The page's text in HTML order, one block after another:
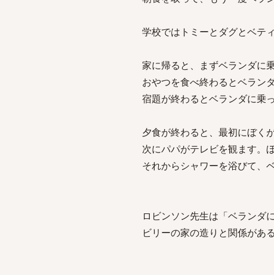
学校ではトミーとダグとベテ
家に帰ると、まずベランダに
おやつを食べ終わるとベラン
宿題が終わるとベランダに乗
夕食が終わると、最初にぼく
次にパパがテレビを観ます。
それからシャワーを浴びて、
ロビンソン先生は「ベランダ
ビリーの家の造りと関係があ